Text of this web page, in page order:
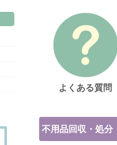
よくある質問
不用品回収・処分